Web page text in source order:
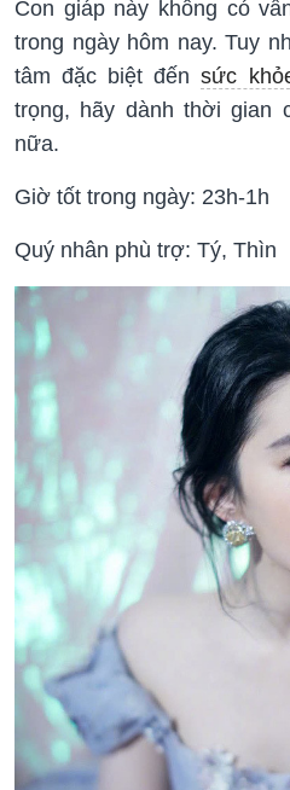
Con giáp này không có
trong ngày hôm nay. Tuy
tâm đặc biệt đếnsức
trọng, hãy dành thời gian
nữa.
Giờ tốt trong ngày: 23h-1h
Quý nhân phù trợ: Tý, Thìn